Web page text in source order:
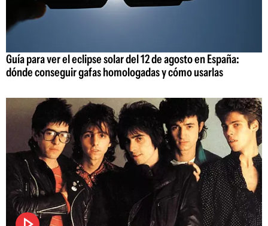
Guía para ver el eclipse solar del 12 de agosto en España:
dónde conseguir gafas homologadas y cómo usarlas